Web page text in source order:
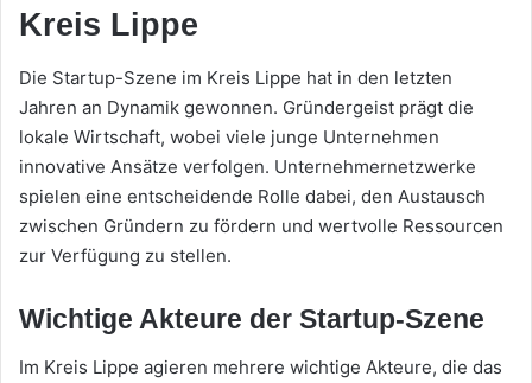
Kreis Lippe
Die Startup-Szene im Kreis Lippe hat in den letzten
Jahren an Dynamik gewonnen. Gründergeist prägt die
lokale Wirtschaft, wobei viele junge Unternehmen
innovative Ansätze verfolgen. Unternehmernetzwerke
spielen eine entscheidende Rolle dabei, den Austausch
zwischen Gründern zu fördern und wertvolle Ressourcen
zur Verfügung zu stellen.
Wichtige Akteure der Startup-Szene
Im Kreis Lippe agieren mehrere wichtige Akteure, die das